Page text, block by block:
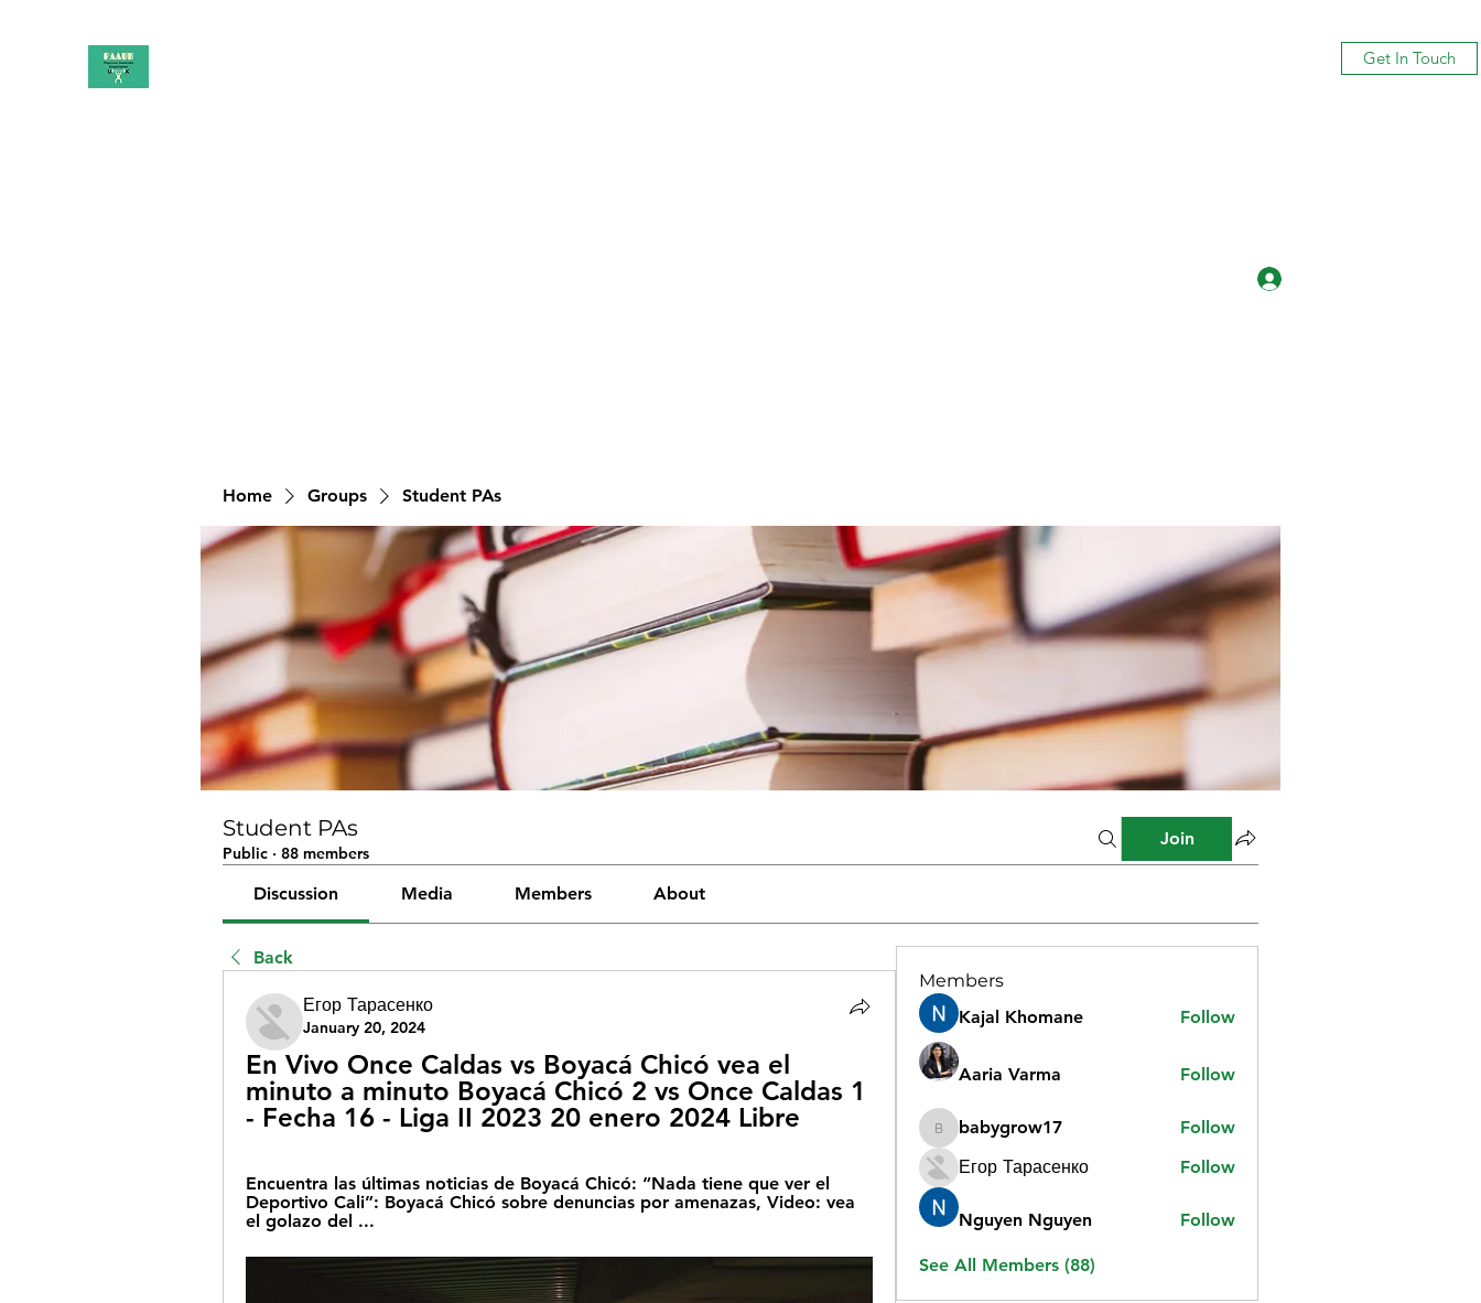
Get In Touch
Home Groups Student PAs
Student PAs
Public · 88 members
Join
Discussion Media Members About
Back
Егор Тарасенко
January 20, 2024
En Vivo Once Caldas vs Boyacá Chicó vea el
minuto a minuto Boyacá Chicó 2 vs Once Caldas 1
- Fecha 16 - Liga II 2023 20 enero 2024 Libre
Encuentra las últimas noticias de Boyacá Chicó: “Nada tiene que ver el
Deportivo Cali”: Boyacá Chicó sobre denuncias por amenazas, Video: vea
el golazo del ...
Members
Kajal Khomane
Follow
Aaria Varma Follow
babygrow17
babygrow17
Follow
Егор Тарасенко
Follow
Nguyen Nguyen Follow
See All Members (88)